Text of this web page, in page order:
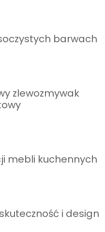
barwach
zlewozmywak
mebli kuchennych
i design